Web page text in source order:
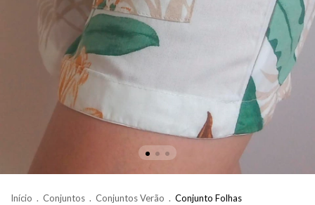
Início . Conjuntos . Conjuntos Verão . Conjunto Folhas